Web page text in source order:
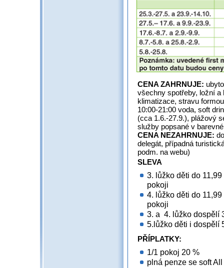
CENA ZAHRNUJE:
všechny spotřeby, ložní a
klimatizace, stravu
10:00-21:00 voda, soft
(cca 1.6.-27.9.), plážový
služby popsané v
CENA NEZAHRNUJE:
delegát, případná
podm. na webu)
SLEVA
3. lůžko děti do
pokoji
4. lůžko děti do
pokoji
3. a 4. lůžko dospělí
5.lůžko děti i dospělí
PŘÍPLATKY:
1/1 pokoj 20 %
plná penze se soft